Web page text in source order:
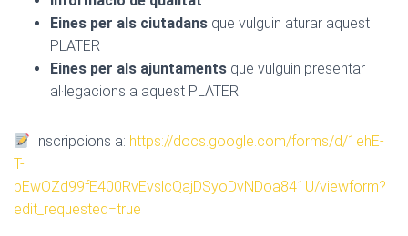
Eines per als ciutadans que vulguin aturar aquest
PLATER
Eines per als ajuntaments que vulguin presentar
al·legacions a aquest PLATER
Inscripcions a: https://docs.google.com/forms/d/1ehE-
T-
bEwOZd99fE400RvEvslcQajDSyoDvNDoa841U/viewform?
edit_requested=true